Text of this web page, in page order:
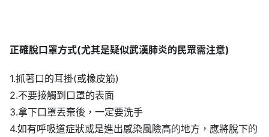
正確脫口罩方式(尤其是疑似武漢肺炎的民眾需注意)
1.抓著口的耳掛(或橡皮筋)
2.不要接觸到口罩的表面
3.拿下口罩丟棄後，一定要洗手
4.如有呼吸道症狀或是進出感染風險高的地方，應將脫下的